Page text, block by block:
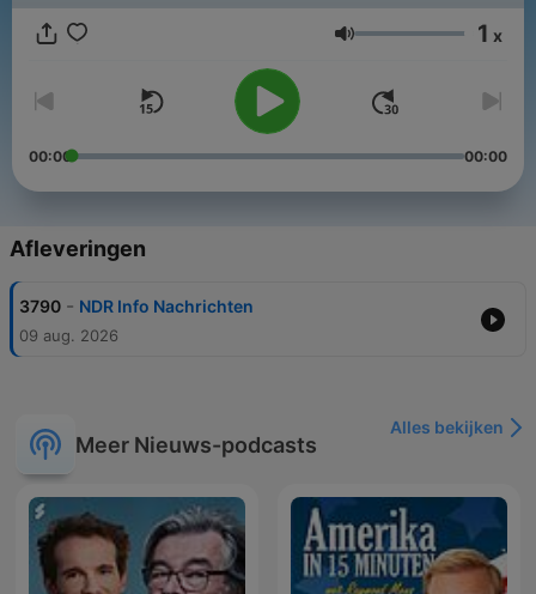
Volume 1 x
00:00 00:00
Afleveringen
3790 - NDR Info Nachrichten
09 aug. 2026
Meer Nieuws-podcasts
Alles bekijken